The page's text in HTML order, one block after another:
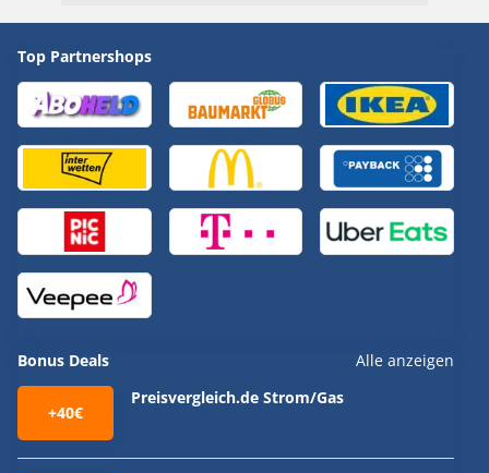
Top Partnershops
Bonus Deals Alle anzeigen
+40€
Preisvergleich.de Strom/Gas